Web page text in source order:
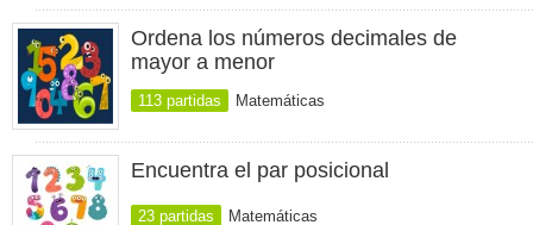
Ordena los números decimales de
mayor a menor
113 partidas Matemáticas
Encuentra el par posicional
23 partidas Matemáticas